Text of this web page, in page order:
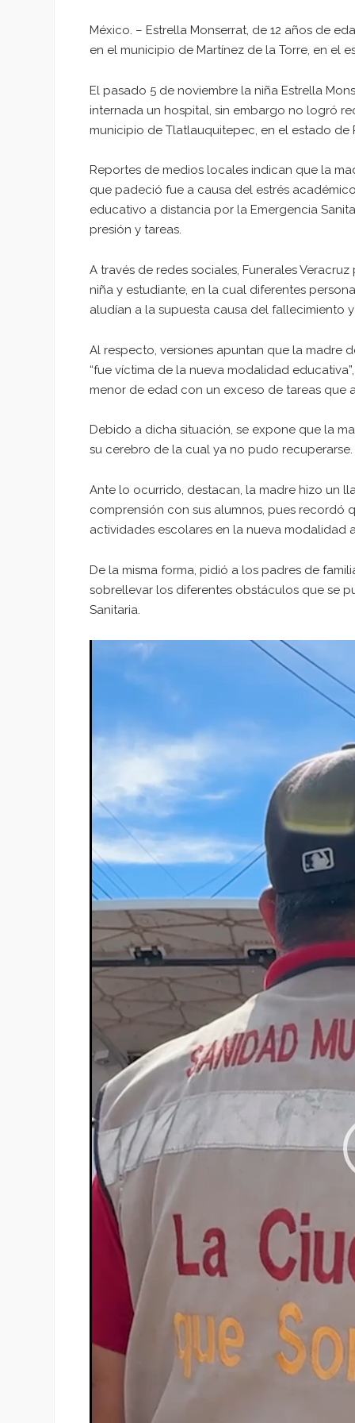
México. – Estrella Monserrat, de 12 años de
en el municipio de Martínez de la Torre, en el
El pasado 5 de noviembre la niña Estrella
internada un hospital, sin embargo no logró
municipio de Tlatlauquitepec, en el estado de
Reportes de medios locales indican que la
que padeció fue a causa del estrés
educativo a distancia por la Emergencia
presión y tareas.
A través de redes sociales, Funerales
niña y estudiante, en la cual diferentes
aludían a la supuesta causa del fallecimiento
Al respecto, versiones apuntan que la madre
“fue víctima de la nueva modalidad
menor de edad con un exceso de tareas que
Debido a dicha situación, se expone que la
su cerebro de la cual ya no pudo recuperarse.
Ante lo ocurrido, destacan, la madre hizo un
comprensión con sus alumnos, pues
actividades escolares en la nueva modalidad
De la misma forma, pidió a los padres de
sobrellevar los diferentes obstáculos que se
Sanitaria.
Reproductor